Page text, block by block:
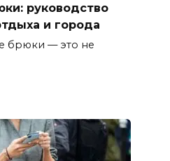
руководство
и города
брюки — это не